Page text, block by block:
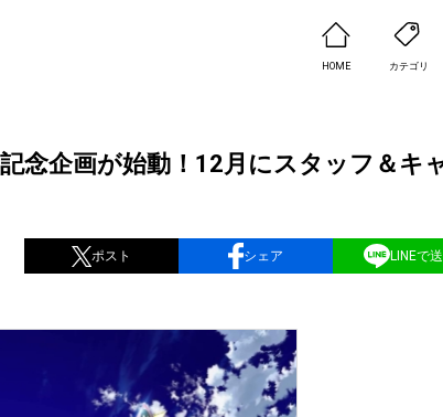
HOME カテゴリ
念企画が始動！12月にスタッフ＆キ
ポスト シェア LINEで